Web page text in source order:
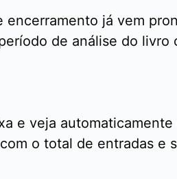
já vem
de análise do livro
e veja
o total de entradas e